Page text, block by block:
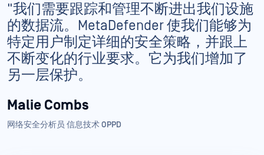
"我们需要跟踪和管理不断进出我们设施
的数据流。MetaDefender 使我们能够为
特定用户制定详细的安全策略，并跟上
不断变化的行业要求。它为我们增加了
另一层保护。
Malie Combs
网络安全分析员 信息技术 OPPD